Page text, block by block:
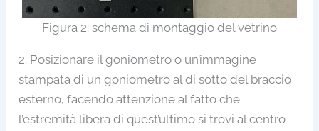
Figura 2: schema di montaggio del vetrino
2. Posizionare il goniometro o un’immagine
stampata di un goniometro al di sotto del braccio
esterno, facendo attenzione al fatto che
l’estremità libera di quest’ultimo si trovi al centro